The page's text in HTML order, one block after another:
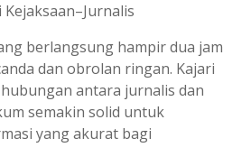
berlangsung hampir dua jam
dan obrolan ringan. Kajari
antara jurnalis dan
semakin solid untuk
yang akurat bagi